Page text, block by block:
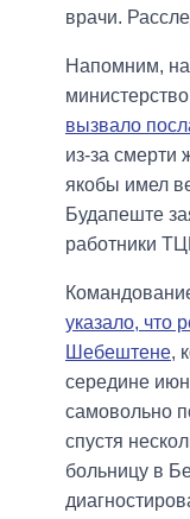
врачи.
Напомним,
вызвало
из-за смерти
якобы имел
Будапеште
работники
указало, что
Шебештене,
середине
самовольно
спустя
больницу в